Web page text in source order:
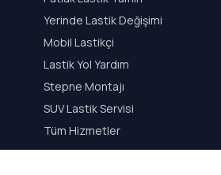
Yerinde Lastik Değişimi
Mobil Lastikçi
Lastik Yol Yardım
Stepne Montajı
SUV Lastik Servisi
Tüm Hizmetler